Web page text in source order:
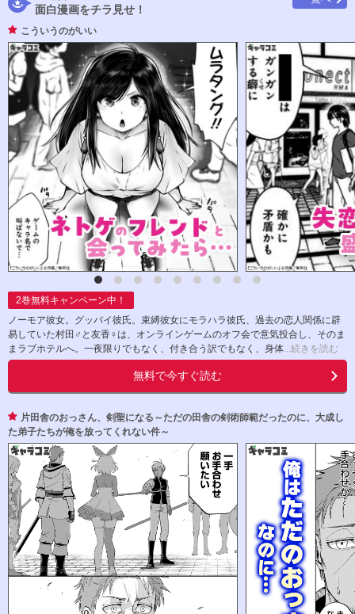
面白漫画をチラ見せ！
こういうのがいい
2巻無料キャンペーン中！
ノーモア彼女。グッバイ彼氏。束縛彼女にモラハラ彼氏、過去の恋人関係に辟
易していた村田♂と友香♀は、オンラインゲームのオフ会で意気投合し、そのま
まラブホテルへ。一夜限りでもなく、付き合う訳でもなく、身体...続きを読む
無料で今すぐ読む
片田舎のおっさん、剣聖になる～ただの田舎の剣術師範だったのに、大成し
た弟子たちが俺を放ってくれない件～